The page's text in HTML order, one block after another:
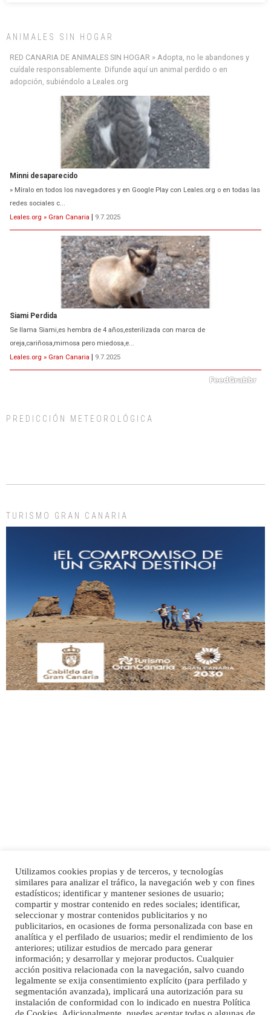
ANIMALES SIN HOGAR
RED CANARIA DE ANIMALES SIN HOGAR » Adopta, no le abandones y
cuídale responsablemente. Difunde aquí un animal perdido o en
adopción, subiéndolo a Leales.org
Minni desaparecido
» Míralo en todos los navegadores y en Google Play con Leales.org o en todas las
Leales.org » Gran Canaria
9.7.2025
Se llama Siami,es hembra de 4 años,esterilizada con marca de
oreja,cariñosa,mimosa pero miedosa,e...
Leales.org » Gran Canaria | 9.7.2025
El ayuntamiento se va a llevar a Los Gatos callejeros de la zona los próximos
Este gato macho ha aparecido en la calle hace menos de un mes, es muy
manso y extremadamente cari...
Leales.org » Gran Canaria | 9.7.2025
Adopción urgente
Busco adopción responsable para mi perra. Pastor alemán, hembra, 4 años. Por
Ninfa perdida
El día 5 se los perdió una ninfa papillera, asustada tiene miedo a la calle, se
perdió por la zon...
Leales.org » Gran Canaria | 6.7.2025
PREDICCIÓN METEOROLÓGICA
TURISMO GRAN CANARIA
Inicio Publicidad
Política de privacidad
Aviso Legal
Cláusula de Cookies
Enlaces de interés
Utilizamos cookies propias y de terceros, y tecnologías
similares para analizar el tráfico, la navegación web y con fines
estadísticos; identificar y mantener sesiones de usuario;
compartir y mostrar contenido en redes sociales; identificar,
seleccionar y mostrar contenidos publicitarios y no
publicitarios, en ocasiones de forma personalizada con base en
analítica y el perfilado de usuarios; medir el rendimiento de los
anteriores; utilizar estudios de mercado para generar
información; y desarrollar y mejorar productos. Cualquier
acción positiva relacionada con la navegación, salvo cuando
legalmente se exija consentimiento explícito (para perfilado y
segmentación avanzada), implicará una autorización para su
instalación de conformidad con lo indicado en nuestra Política